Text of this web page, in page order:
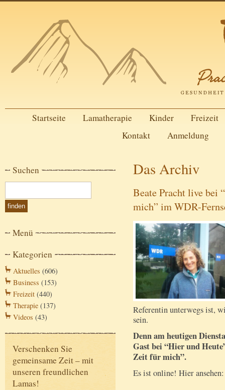
Startseite Lamatherapie Kinder
Freizeit
Kontakt
Anmeldung
Suchen
Menü
Kategorien
Aktuelles (606)
Business (153)
Freizeit (440)
Therapie (137)
Videos (43)
Verschenken Sie
gemeinsame Zeit – mit
unseren freundlichen
Lamas!
Das Archiv
Beate Pracht live bei
mich” im WDR-
Referentin unterwegs ist,
sein.
Denn am heutigen
Gast bei “Hier und
Zeit für mich”.
Es ist online! Hier ansehen: